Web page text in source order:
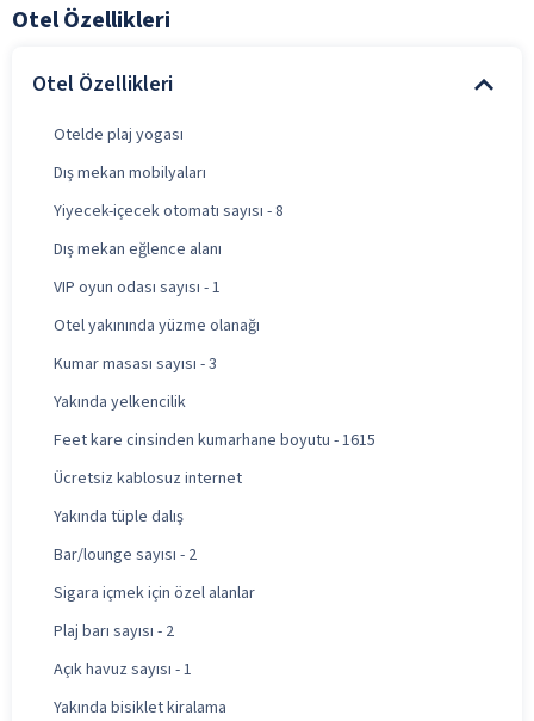
Otel Özellikleri
Otel Özellikleri
Otelde plaj yogası
Dış mekan mobilyaları
Yiyecek-içecek otomatı sayısı - 8
Dış mekan eğlence alanı
VIP oyun odası sayısı - 1
Otel yakınında yüzme olanağı
Kumar masası sayısı - 3
Yakında yelkencilik
Feet kare cinsinden kumarhane boyutu - 1615
Ücretsiz kablosuz internet
Yakında tüple dalış
Bar/lounge sayısı - 2
Sigara içmek için özel alanlar
Plaj barı sayısı - 2
Açık havuz sayısı - 1
Yakında bisiklet kiralama